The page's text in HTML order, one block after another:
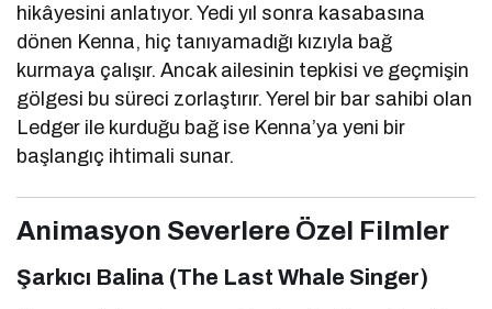
hikâyesini anlatıyor. Yedi yıl sonra kasabasına
dönen Kenna, hiç tanıyamadığı kızıyla bağ
kurmaya çalışır. Ancak ailesinin tepkisi ve geçmişin
gölgesi bu süreci zorlaştırır. Yerel bir bar sahibi olan
Ledger ile kurduğu bağ ise Kenna’ya yeni bir
başlangıç ihtimali sunar.
Animasyon Severlere Özel Filmler
Şarkıcı Balina (The Last Whale Singer)